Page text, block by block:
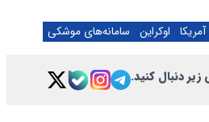
اوکراین سامانه‌های موشکی
دنبال کنید.